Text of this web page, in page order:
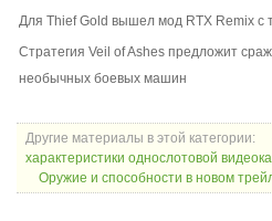
Для Thief Gold вышел мод RTX Remix с
Стратегия Veil of Ashes предложит
необычных боевых машин
Другие материалы в этой категории:
характеристики однослотовой
Оружие и способности в новом